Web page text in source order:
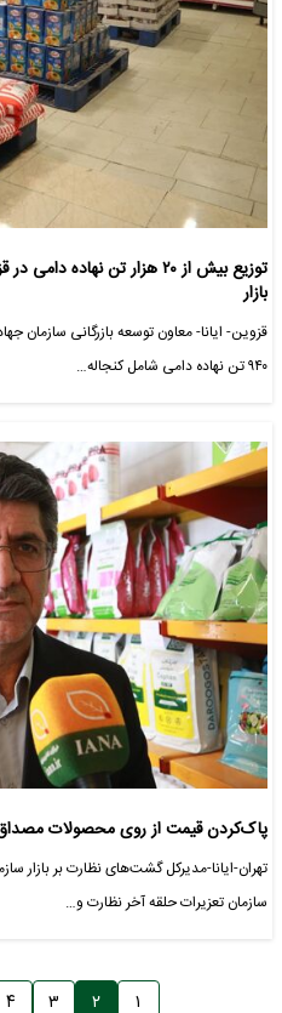
توزیع بیش از ۲۰ هزار تن
بازار
۹۴۰ تن نهاده دامی شامل کنجاله…
پاک‌کردن قیمت‌ از روی محصولات
تهران-ایانا-مدیرکل گشت‌های نظارت بر بازار
سازمان تعزیرات حلقه آخر نظارت و…
۱ ۲ ۳ ۴